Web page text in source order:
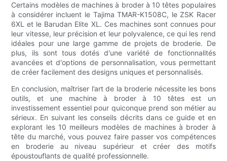
Certains modèles de machines à broder à 10 têtes populaires
à considérer incluent le Tajima TMAR-K1508C, le ZSK Racer
6XL et le Barudan Elite XL. Ces machines sont connues pour
leur vitesse, leur précision et leur polyvalence, ce qui les rend
idéales pour une large gamme de projets de broderie. De
plus, ils sont tous dotés d'une variété de fonctionnalités
avancées et d'options de personnalisation, vous permettant
de créer facilement des designs uniques et personnalisés.
En conclusion, maîtriser l’art de la broderie nécessite les bons
outils, et une machine à broder à 10 têtes est un
investissement essentiel pour quiconque prend son métier au
sérieux. En suivant les conseils décrits dans ce guide et en
explorant les 10 meilleurs modèles de machines à broder à
tête du marché, vous pouvez faire passer vos compétences
en broderie au niveau supérieur et créer des motifs
époustouflants de qualité professionnelle.